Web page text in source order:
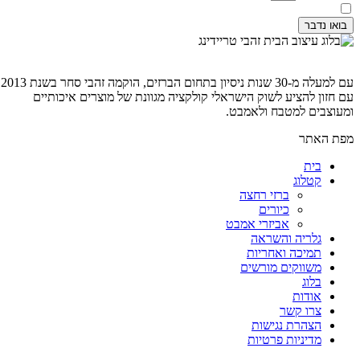
בואו נדבר
עם למעלה מ-30 שנות ניסיון בתחום הברזים, הוקמה זהבי סחר בשנת 2013
עם חזון להציע לשוק הישראלי קולקציה מגוונת של מוצרים איכותיים
ומעוצבים למטבח ולאמבט.
מפת האתר
בית
קטלוג
ברזי רחצה
כיורים
אביזרי אמבט
גלריה והשראה
תמיכה ואחריות
משווקים מורשים
בלוג
אודות
צרו קשר
הצהרת נגישות
מדיניות פרטיות